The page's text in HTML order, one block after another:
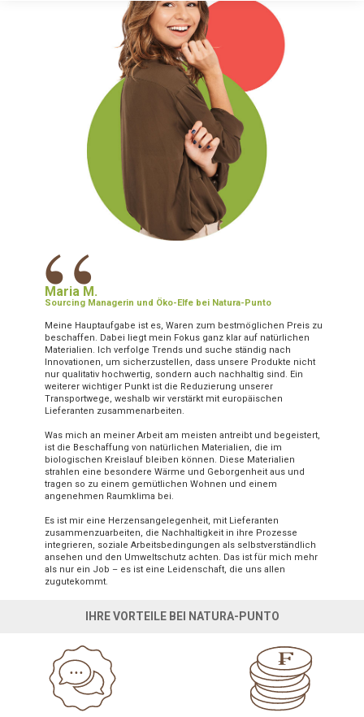
“
Maria M.
Sourcing Managerin und Öko-Elfe bei Natura-Punto
Meine Hauptaufgabe ist es, Waren zum bestmöglichen Preis zu
beschaffen. Dabei liegt mein Fokus ganz klar auf natürlichen
Materialien. Ich verfolge Trends und suche ständig nach
Innovationen, um sicherzustellen, dass unsere Produkte nicht
nur qualitativ hochwertig, sondern auch nachhaltig sind. Ein
weiterer wichtiger Punkt ist die Reduzierung unserer
Transportwege, weshalb wir verstärkt mit europäischen
Lieferanten zusammenarbeiten.
Was mich an meiner Arbeit am meisten antreibt und begeistert,
ist die Beschaffung von natürlichen Materialien, die im
biologischen Kreislauf bleiben können. Diese Materialien
strahlen eine besondere Wärme und Geborgenheit aus und
tragen so zu einem gemütlichen Wohnen und einem
angenehmen Raumklima bei.
Es ist mir eine Herzensangelegenheit, mit Lieferanten
zusammenzuarbeiten, die Nachhaltigkeit in ihre Prozesse
integrieren, soziale Arbeitsbedingungen als selbstverständlich
ansehen und den Umweltschutz achten. Das ist für mich mehr
als nur ein Job – es ist eine Leidenschaft, die uns allen
zugutekommt.
IHRE VORTEILE BEI NATURA-PUNTO